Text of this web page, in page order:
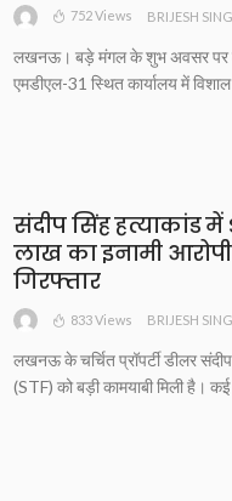
752 Views BRIJESH
लखनऊ। बड़े मंगल के शुभ अवसर
एमडीएल-31 स्थित कार्यालय में
संदीप सिंह हत्याकांड में
लाख का इनामी
गिरफ्तार
833 Views BRIJESH
लखनऊ के चर्चित प्रॉपर्टी डीलर
(STF) को बड़ी कामयाबी मिली है। कई